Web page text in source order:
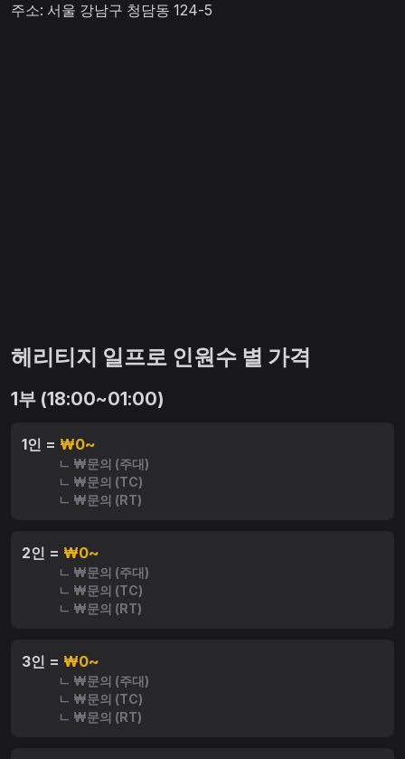
주소: 서울 강남구 청담동 124-5
헤리티지 일프로 인원수 별 가격
1부 (18:00~01:00)
1인 = ₩0~
ㄴ ₩문의 (주대)
ㄴ ₩문의 (TC)
ㄴ ₩문의 (RT)
2인 = ₩0~
ㄴ ₩문의 (주대)
ㄴ ₩문의 (TC)
ㄴ ₩문의 (RT)
3인 = ₩0~
ㄴ ₩문의 (주대)
ㄴ ₩문의 (TC)
ㄴ ₩문의 (RT)